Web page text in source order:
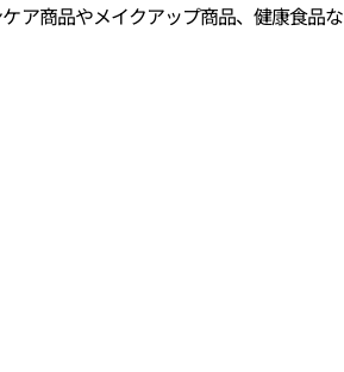
ア商品やメイクアップ商品、健康食品な